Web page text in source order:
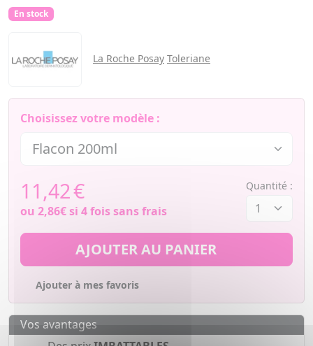
En stock
La Roche Posay Toleriane
Choisissez votre modèle :
11,42€
ou 2,86€si 4 fois sans frais
Quantité :
AJOUTER AU PANIER
Ajouter à mes favoris
Vos avantages